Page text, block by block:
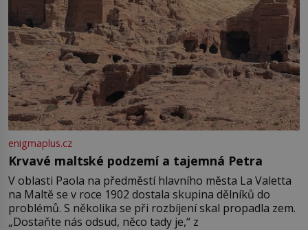
enigmaplus.cz
Krvavé maltské podzemí a tajemná Petra
V oblasti Paola na předměstí hlavního města La Valetta
na Maltě se v roce 1902 dostala skupina dělníků do
problémů. S několika se při rozbíjení skal propadla zem.
„Dostaňte nás odsud, něco tady je,“ z